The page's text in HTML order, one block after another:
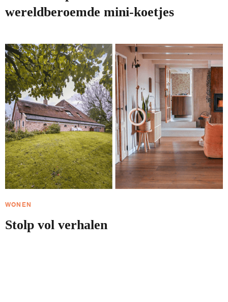
wereldberoemde mini-koetjes
WONEN
Stolp vol verhalen